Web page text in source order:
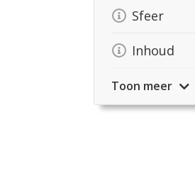
Sfeer
Inhoud
Toon meer